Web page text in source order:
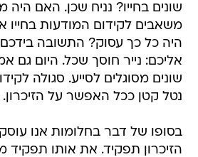
שונים בחייו? נניח שכן. האם
משאבים לקידום המודעות בחייו
היה כל כך עסוק? התשובה
אליכם: נייר חוסך שכל. היום גם
שונים מסוגלים לסייע. סגולה
נטל קטן ככל האפשר על הזיכרון.
בסופו של דבר בחלומות אנו
הזיכרון תפקיד. את אותו